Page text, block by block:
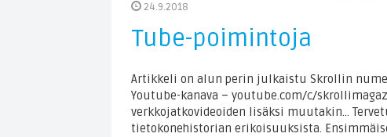
24.9.2018
Tube-poimintoja
Artikkeli on alun perin julkaistu Skrollin
Youtube-kanava – youtube.com/c/
verkkojatkovideoiden lisäksi muutakin…
tietokonehistorian erikoisuuksista.